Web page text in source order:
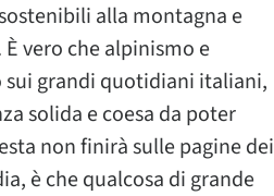
alla montagna e
vero che alpinismo e
grandi quotidiani italiani,
solida e coesa da poter
non finirà sulle pagine dei
è che qualcosa di grande